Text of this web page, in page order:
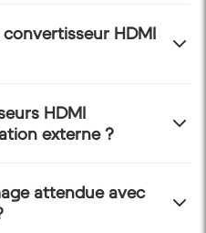
incluent les
DisplayPort vers
pour les appareils plus
des adaptateurs
HDMI
votre appareil source
de votre appareil
de rafraîchissement
à la nécessité d'une
HDMI
externe ?
surtout ceux qui
(comme VGA) en
attendue avec